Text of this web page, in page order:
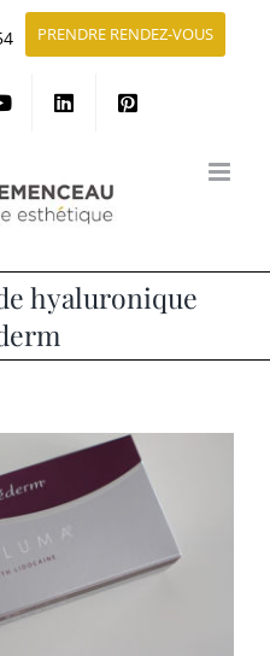
PRENDRE RENDEZ-VOUS
hyaluronique